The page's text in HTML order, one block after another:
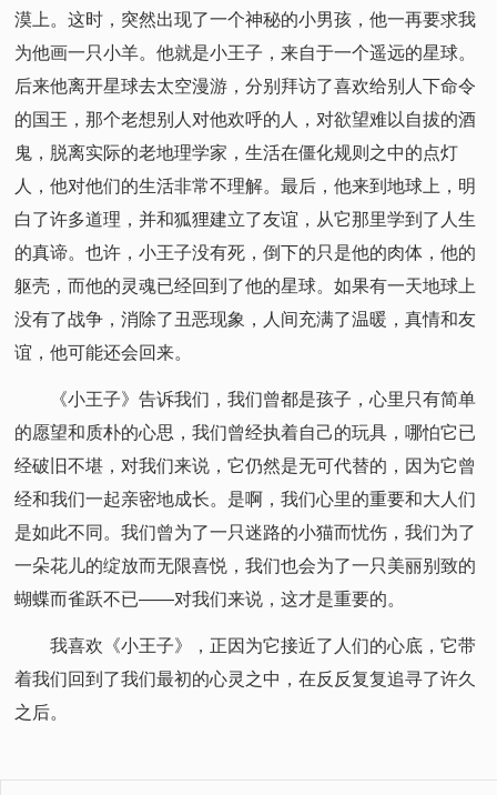
漠上。这时，突然出现了一个神秘的小男孩，他一再要求我
为他画一只小羊。他就是小王子，来自于一个遥远的星球。
后来他离开星球去太空漫游，分别拜访了喜欢给别人下命令
的国王，那个老想别人对他欢呼的人，对欲望难以自拔的酒
鬼，脱离实际的老地理学家，生活在僵化规则之中的点灯
人，他对他们的生活非常不理解。最后，他来到地球上，明
白了许多道理，并和狐狸建立了友谊，从它那里学到了人生
的真谛。也许，小王子没有死，倒下的只是他的肉体，他的
躯壳，而他的灵魂已经回到了他的星球。如果有一天地球上
没有了战争，消除了丑恶现象，人间充满了温暖，真情和友
谊，他可能还会回来。
《小王子》告诉我们，我们曾都是孩子，心里只有简单
的愿望和质朴的心思，我们曾经执着自己的玩具，哪怕它已
经破旧不堪，对我们来说，它仍然是无可代替的，因为它曾
经和我们一起亲密地成长。是啊，我们心里的重要和大人们
是如此不同。我们曾为了一只迷路的小猫而忧伤，我们为了
一朵花儿的绽放而无限喜悦，我们也会为了一只美丽别致的
蝴蝶而雀跃不已——对我们来说，这才是重要的。
我喜欢《小王子》，正因为它接近了人们的心底，它带
着我们回到了我们最初的心灵之中，在反反复复追寻了许久
之后。